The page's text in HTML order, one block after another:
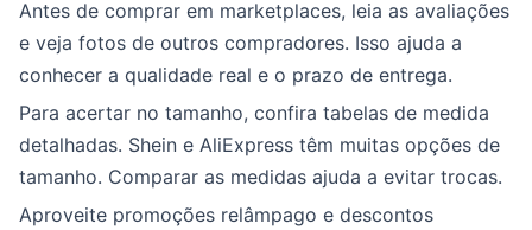
Antes de comprar em marketplaces, leia as avaliações
e veja fotos de outros compradores. Isso ajuda a
conhecer a qualidade real e o prazo de entrega.
Para acertar no tamanho, confira tabelas de medida
detalhadas. Shein e AliExpress têm muitas opções de
tamanho. Comparar as medidas ajuda a evitar trocas.
Aproveite promoções relâmpago e descontos